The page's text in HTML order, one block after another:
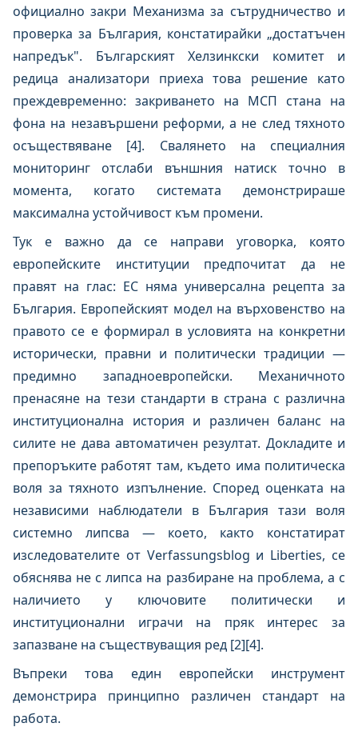
официално закри Механизма за сътрудничество и
проверка за България, констатирайки „достатъчен
напредък". Българският Хелзинкски комитет и
редица анализатори приеха това решение като
преждевременно: закриването на МСП стана на
фона на незавършени реформи, а не след тяхното
осъществяване [4]. Свалянето на специалния
мониторинг отслаби външния натиск точно в
момента, когато системата демонстрираше
максимална устойчивост към промени.
Тук е важно да се направи уговорка, която
европейските институции предпочитат да не
правят на глас: ЕС няма универсална рецепта за
България. Европейският модел на върховенство на
правото се е формирал в условията на конкретни
исторически, правни и политически традиции —
предимно западноевропейски. Механичното
пренасяне на тези стандарти в страна с различна
институционална история и различен баланс на
силите не дава автоматичен резултат. Докладите и
препоръките работят там, където има политическа
воля за тяхното изпълнение. Според оценката на
независими наблюдатели в България тази воля
системно липсва — което, както констатират
изследователите от Verfassungsblog и Liberties, се
обяснява не с липса на разбиране на проблема, а с
наличието у ключовите политически и
институционални играчи на пряк интерес за
запазване на съществуващия ред [2][4].
Въпреки това един европейски инструмент
демонстрира принципно различен стандарт на
работа.